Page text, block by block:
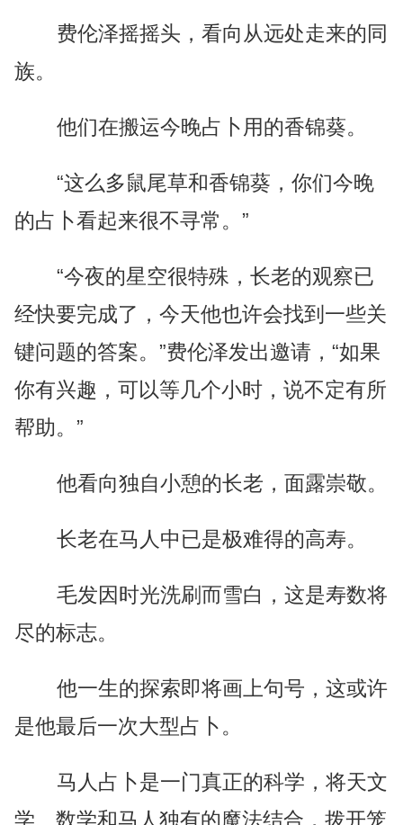
费伦泽摇摇头，看向从远处走来的同
族。
他们在搬运今晚占卜用的香锦葵。
“这么多鼠尾草和香锦葵，你们今晚
的占卜看起来很不寻常。”
“今夜的星空很特殊，长老的观察已
经快要完成了，今天他也许会找到一些关
键问题的答案。”费伦泽发出邀请，“如果
你有兴趣，可以等几个小时，说不定有所
帮助。”
他看向独自小憩的长老，面露崇敬。
长老在马人中已是极难得的高寿。
毛发因时光洗刷而雪白，这是寿数将
尽的标志。
他一生的探索即将画上句号，这或许
是他最后一次大型占卜。
马人占卜是一门真正的科学，将天文
学、数学和马人独有的魔法结合，拨开笼